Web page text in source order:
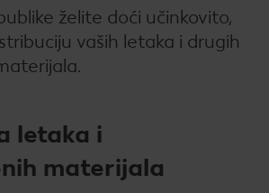
želite doći učinkovito,
vaših letaka i drugih
letaka i
materijala